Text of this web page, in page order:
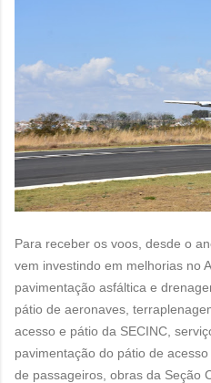
Para receber os voos, desde o
vem investindo em melhorias no
pavimentação asfáltica e
pátio de aeronaves,
acesso e pátio da SECINC,
pavimentação do pátio de
de passageiros, obras da Seção